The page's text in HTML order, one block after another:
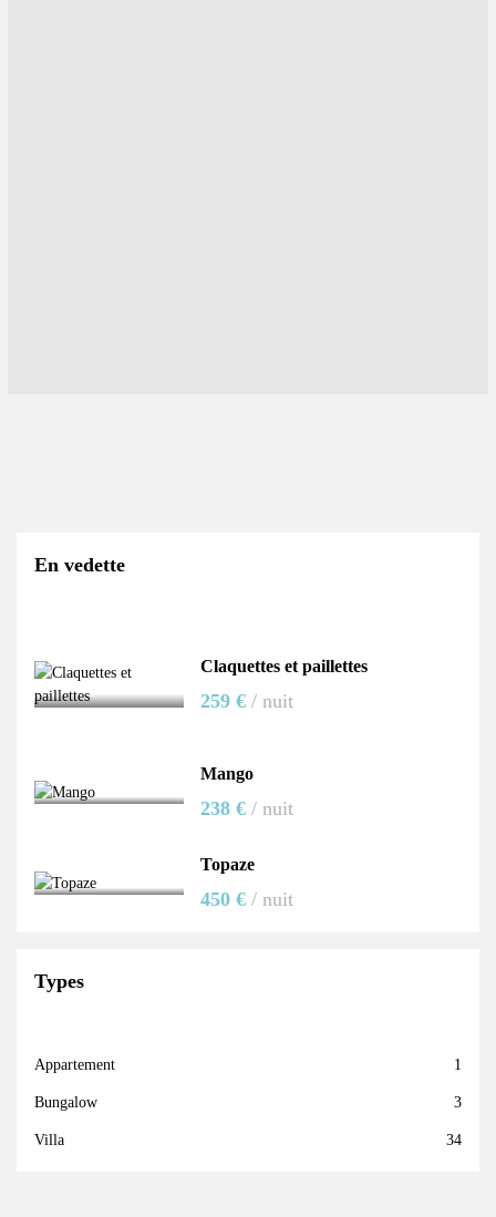
En vedette
Claquettes et paillettes
259 €/ nuit
Mango
238 €/ nuit
Topaze
450 €/ nuit
Types
Appartement 1
Bungalow 3
Villa 34